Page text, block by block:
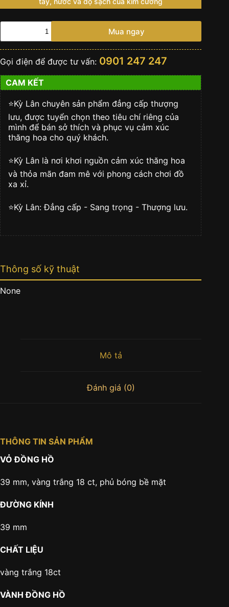
ROLEX
39
mm,
vàng
trắng
18
ct
-
M50509-
0017
số
lượng
Mua ngay
Gọi điện để được tư vấn: 0901 247 247
CAM KẾT
⭐️Kỳ Lân chuyên sản phẩm đẳng cấp thượng
lưu, được tuyển chọn theo tiêu chí riêng của
mình để bán sở thích và phục vụ cảm xúc
thăng hoa cho quý khách.
⭐️Kỳ Lân là nơi khơi nguồn cảm xúc thăng hoa
và thỏa mãn đam mê với phong cách chơi đồ
xa xỉ.
⭐️Kỳ Lân: Đẳng cấp - Sang trọng - Thượng lưu.
Thông số kỹ thuật
None
Mô tả
Đánh giá (0)
THÔNG TIN SẢN PHẨM
VỎ ĐỒNG HỒ
39 mm, vàng trắng 18 ct, phủ bóng bề mặt
ĐƯỜNG KÍNH
39 mm
CHẤT LIỆU
vàng trắng 18ct
VÀNH ĐỒNG HỒ